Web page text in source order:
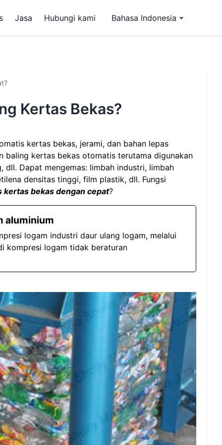
Jasa Hubungi kami Bahasa Indonesia
Kertas Bekas?
kertas bekas, jerami, dan bahan lepas
baling kertas bekas otomatis terutama digunakan
dll. Dapat mengemas: limbah industri, limbah
densitas tinggi, film plastik, dll. Fungsi
kertas bekas dengan cepat?
aluminium
logam industri daur ulang logam, melalui
kompresi logam tidak beraturan